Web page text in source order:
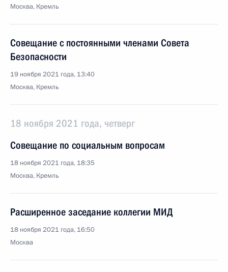
Москва, Кремль
Совещание с постоянными членами Совета
Безопасности
19 ноября 2021 года, 13:40
Москва, Кремль
18 ноября 2021 года, четверг
Совещание по социальным вопросам
18 ноября 2021 года, 18:35
Москва, Кремль
Расширенное заседание коллегии МИД
18 ноября 2021 года, 16:50
Москва